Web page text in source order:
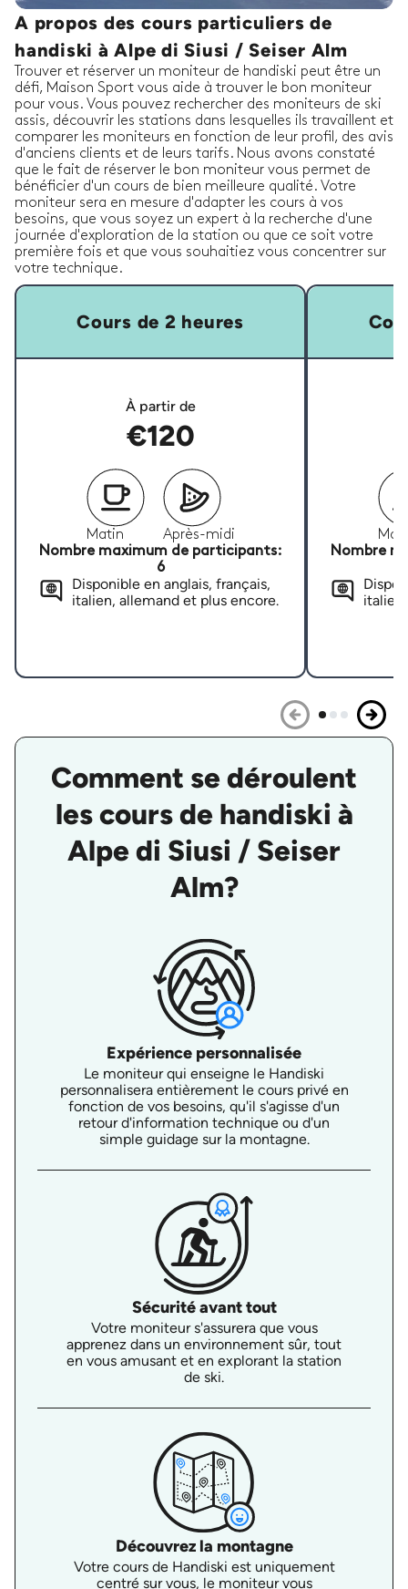
A propos des cours particuliers de
handiski à Alpe di Siusi / Seiser Alm
Trouver et réserver un moniteur de handiski peut être un
défi, Maison Sport vous aide à trouver le bon moniteur
pour vous. Vous pouvez rechercher des moniteurs de ski
assis, découvrir les stations dans lesquelles ils travaillent et
comparer les moniteurs en fonction de leur profil, des avis
d'anciens clients et de leurs tarifs. Nous avons constaté
que le fait de réserver le bon moniteur vous permet de
bénéficier d'un cours de bien meilleure qualité. Votre
moniteur sera en mesure d'adapter les cours à vos
besoins, que vous soyez un expert à la recherche d'une
journée d'exploration de la station ou que ce soit votre
première fois et que vous souhaitiez vous concentrer sur
votre technique.
Cours de 2 heures
À partir de
€120
Matin
Après-midi
Nombre maximum de participants:
6
Disponible en anglais, français,
italien, allemand et plus encore.
Nombre
Comment se déroulent
les cours de handiski à
Alpe di Siusi / Seiser
Alm?
Expérience personnalisée
Le moniteur qui enseigne le Handiski
personnalisera entièrement le cours privé en
fonction de vos besoins, qu'il s'agisse d'un
retour d'information technique ou d'un
simple guidage sur la montagne.
Sécurité avant tout
Votre moniteur s'assurera que vous
apprenez dans un environnement sûr, tout
en vous amusant et en explorant la station
de ski.
Découvrez la montagne
Votre cours de Handiski est uniquement
centré sur vous, le moniteur vous